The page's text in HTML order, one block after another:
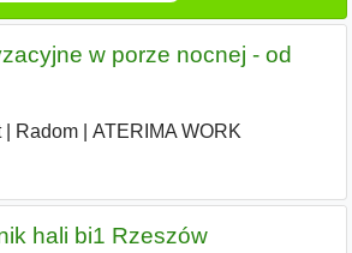
w porze nocnej - od
| Radom ATERIMA WORK
hali bi1 Rzeszów